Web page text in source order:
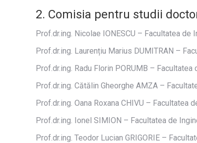
2. Comisia pentru studii
Prof.dr.ing. Nicolae IONESCU – Facultatea
Prof.dr.ing. Laurențiu Marius DUMITRAN –
Prof.dr.ing. Radu Florin PORUMB – Facultatea
Prof.dr.ing. Cătălin Gheorghe AMZA –
Prof.dr.ing. Oana Roxana CHIVU – Facultatea
Prof.dr.ing. Ionel SIMION – Facultatea de
Prof.dr.ing. Teodor Lucian GRIGORIE –